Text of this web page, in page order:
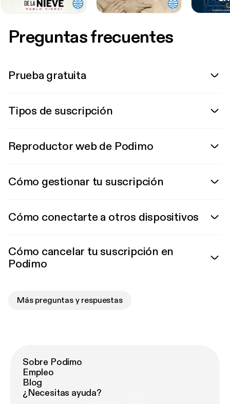
Preguntas frecuentes
Prueba gratuita
Tipos de suscripción
Reproductor web de Podimo
Cómo gestionar tu suscripción
Cómo conectarte a otros dispositivos
Cómo cancelar tu suscripción en
Podimo
Más preguntas y respuestas
Sobre Podimo
Empleo
Blog
¿Necesitas ayuda?